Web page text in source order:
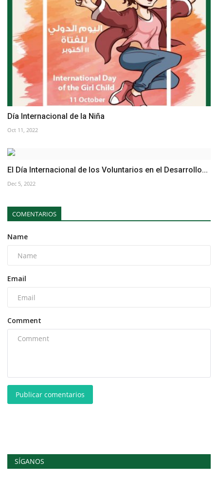
Día Internacional de la Niña
Oct 11, 2022
El Día Internacional de los Voluntarios en el Desarrollo...
Dec 5, 2022
COMENTARIOS
Name
Email
Comment
Publicar comentarios
SÍGANOS